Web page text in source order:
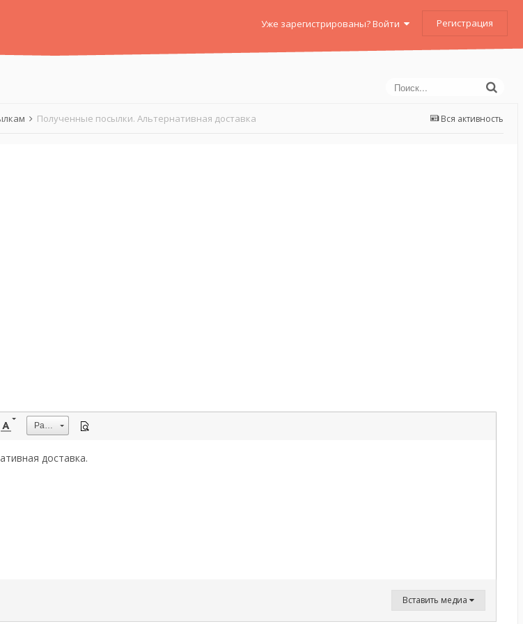
Уже зарегистрированы? Войти Регистрация
Вся активность
Полученные посылки. Альтернативная доставка
Размер
доставка.
Вставить медиа